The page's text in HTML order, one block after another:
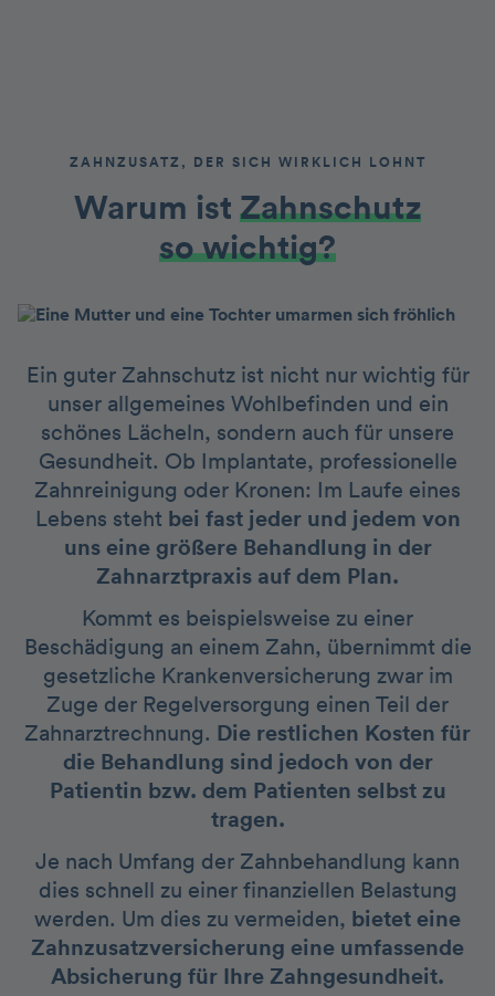
ZAHNZUSATZ, DER SICH WIRKLICH LOHNT
Warum ist Zahnschutz
so wichtig?
Ein guter Zahnschutz ist nicht nur wichtig für
unser allgemeines Wohlbefinden und ein
schönes Lächeln, sondern auch für unsere
Gesundheit. Ob Implantate, professionelle
Zahnreinigung oder Kronen: Im Laufe eines
Lebens steht bei fast jeder und jedem von
uns eine größere Behandlung in der
Zahnarztpraxis auf dem Plan.
Kommt es beispielsweise zu einer
Beschädigung an einem Zahn, übernimmt die
gesetzliche Krankenversicherung zwar im
Zuge der Regelversorgung einen Teil der
Zahnarztrechnung. Die restlichen Kosten für
die Behandlung sind jedoch von der
Patientin bzw. dem Patienten selbst zu
tragen.
Je nach Umfang der Zahnbehandlung kann
dies schnell zu einer finanziellen Belastung
werden. Um dies zu vermeiden, bietet eine
Zahnzusatzversicherung eine umfassende
Absicherung für Ihre Zahngesundheit.